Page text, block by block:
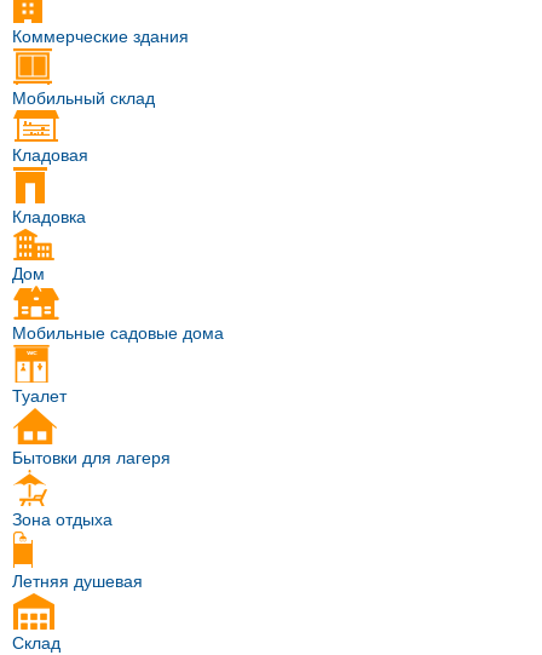
Коммерческие здания
Мобильный склад
Кладовая
Кладовка
Дом
Мобильные садовые дома
Туалет
Бытовки для лагеря
Зона отдыха
Летняя душевая
Склад